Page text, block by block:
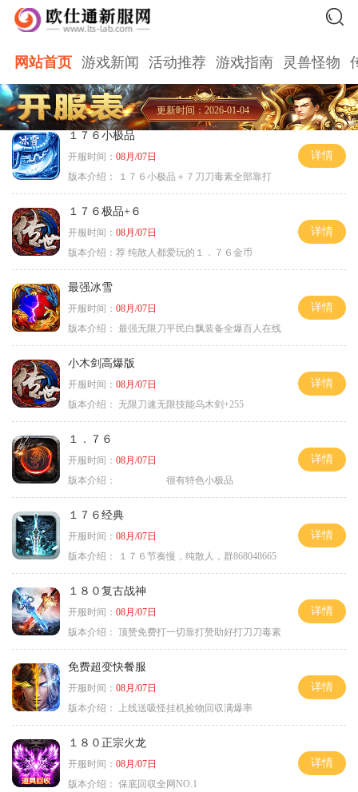
网站首页 游戏新闻 活动推荐 游戏指南 灵兽怪物
更新时间：2026-01-04
１７６小极品
开服时间： 08月/07日
版本介绍：
１７６小极品＋７刀刀毒素全部靠打
详情
１７６极品+６
开服时间： 08月/07日
版本介绍： 荐 纯散人都爱玩的１．７６金币
详情
最强冰雪
开服时间： 08月/07日
版本介绍： 最强无限刀平民白飘装备全爆百人在线
详情
小木剑高爆版
开服时间： 08月/07日
版本介绍： 无限刀速无限技能乌木剑+255
详情
１．７６
开服时间： 08月/07日
版本介绍：
很有特色小极品
详情
１７６经典
开服时间： 08月/07日
版本介绍：
１７６节奏慢，纯散人，群868048665
详情
１８０复古战神
开服时间： 08月/07日
版本介绍： 顶赞免费打一切靠打赞助好打刀刀毒素
详情
免费超变快餐服
开服时间： 08月/07日
版本介绍：
上线送吸怪挂机捡物回収满爆率
详情
１８０正宗火龙
开服时间： 08月/07日
版本介绍： 保底回収全网NO.1
详情